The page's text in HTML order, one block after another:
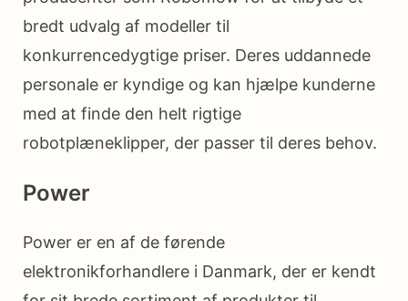
bredt udvalg af modeller til
konkurrencedygtige priser. Deres uddannede
personale er kyndige og kan hjælpe kunderne
med at finde den helt rigtige
robotplæneklipper, der passer til deres behov.
Power
Power er en af de førende
elektronikforhandlere i Danmark, der er kendt